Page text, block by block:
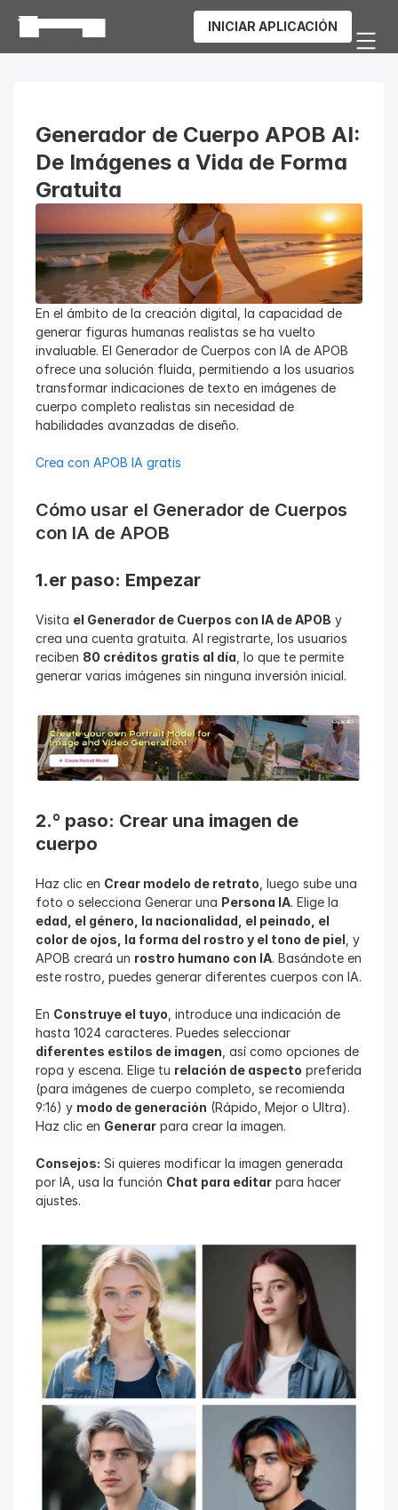
INICIAR APLICACIÓN
Generador de Cuerpo APOB AI:
De Imágenes a Vida de Forma
Gratuita
En el ámbito de la creación digital, la capacidad de
generar figuras humanas realistas se ha vuelto
invaluable. El Generador de Cuerpos con IA de APOB
ofrece una solución fluida, permitiendo a los usuarios
transformar indicaciones de texto en imágenes de
cuerpo completo realistas sin necesidad de
habilidades avanzadas de diseño.
Crea con APOB IA gratis
Cómo usar el Generador de Cuerpos
con IA de APOB
1.er paso: Empezar
Visita el Generador de Cuerpos con IA de APOB y
crea una cuenta gratuita. Al registrarte, los usuarios
reciben 80 créditos gratis al día , lo que te permite
generar varias imágenes sin ninguna inversión inicial.
2.º paso: Crear una imagen de
cuerpo
Haz clic en Crear modelo de retrato , luego sube una
foto o selecciona Generar una Persona IA
edad, el género, la nacionalidad, el peinado, el
color de ojos, la forma del rostro y el tono de piel , y
APOB creará un rostro humano con IA. Basándote en
este rostro, puedes generar diferentes cuerpos con IA.
En Construye el tuyo , introduce una indicación de
diferentes estilos de imagen , así como opciones de
ropa y escena. Elige tu relación de aspecto preferida
(para imágenes de cuerpo completo, se recomienda
9:16) y modo de generación (Rápido, Mejor o Ultra).
Haz clic en Generar para crear la imagen.
Consejos: Si quieres modificar la imagen generada
por IA, usa la función Chat para editar para hacer
ajustes.